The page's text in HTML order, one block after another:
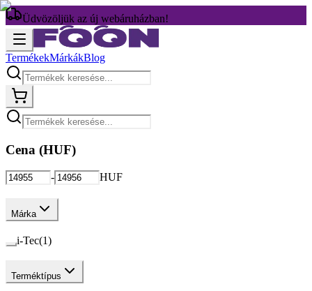
Üdvözöljük az új webáruházban!
TermékekMárkákBlog
Cena (HUF)
- HUF
Márka
i-Tec(1)
Terméktípus